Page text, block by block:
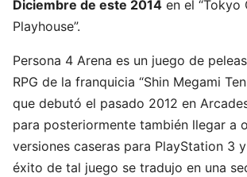
Diciembre de este 2014 en el “Tokyo
Playhouse”.
Persona 4 Arena es un juego de
RPG de la franquicia “Shin Megami
que debutó el pasado 2012 en
para posteriormente también llegar a
versiones caseras para PlayStation 3
éxito de tal juego se tradujo en una